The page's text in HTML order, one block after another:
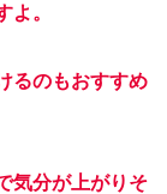
よ。
るのもおすすめ
気分が上がりそ